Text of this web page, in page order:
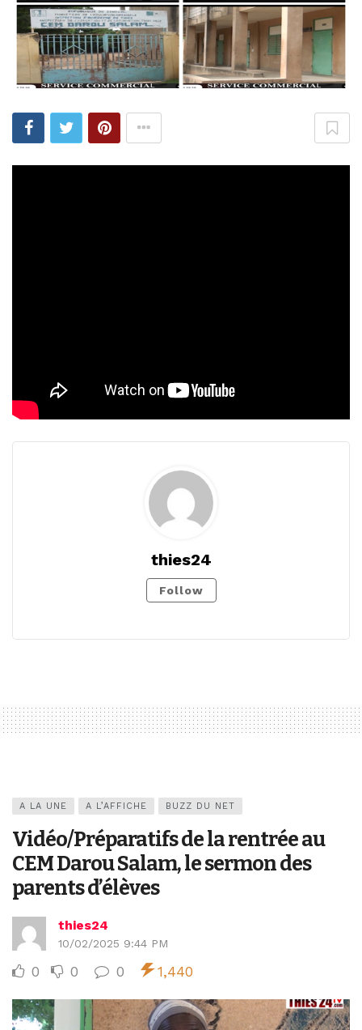
thies24
Follow
A LA UNE A L’AFFICHE BUZZ DU NET
Vidéo/Préparatifs de la rentrée au
CEM Darou Salam, le sermon des
parents d’élèves
thies24
10/02/2025 9:44 PM
0 0 0 1,440